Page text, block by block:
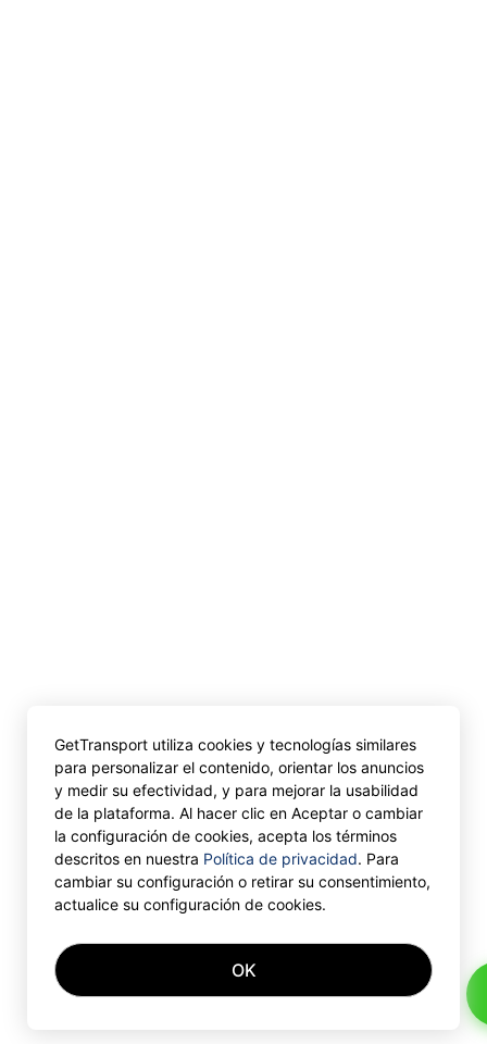
GetTransport utiliza cookies y tecnologías similares
para personalizar el contenido, orientar los anuncios
y medir su efectividad, y para mejorar la usabilidad
de la plataforma. Al hacer clic en Aceptar o cambiar
la configuración de cookies, acepta los términos
descritos en nuestra Política de privacidad. Para
cambiar su configuración o retirar su consentimiento,
actualice su configuración de cookies.
OK